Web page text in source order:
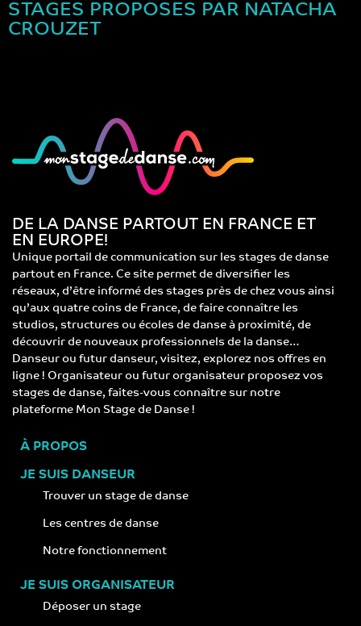
STAGES PROPOSES PAR NATACHA
CROUZET
DE LA DANSE PARTOUT EN FRANCE ET
EN EUROPE!
Unique portail de communication sur les stages de danse
partout en France. Ce site permet de diversifier les
réseaux, d’être informé des stages près de chez vous ainsi
qu’aux quatre coins de France, de faire connaître les
studios, structures ou écoles de danse à proximité, de
découvrir de nouveaux professionnels de la danse…
Danseur ou futur danseur, visitez, explorez nos offres en
ligne ! Organisateur ou futur organisateur proposez vos
stages de danse, faites-vous connaître sur notre
plateforme Mon Stage de Danse !
À PROPOS
JE SUIS DANSEUR
Trouver un stage de danse
Les centres de danse
Notre fonctionnement
JE SUIS ORGANISATEUR
Déposer un stage